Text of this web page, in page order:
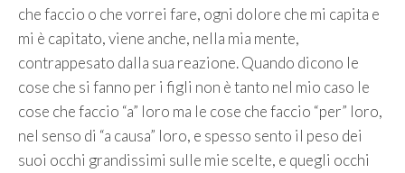
che faccio o che vorrei fare, ogni dolore che mi capita e
mi è capitato, viene anche, nella mia mente,
contrappesato dalla sua reazione. Quando dicono le
cose che si fanno per i figli non è tanto nel mio caso le
cose che faccio “a” loro ma le cose che faccio “per” loro,
nel senso di “a causa” loro, e spesso sento il peso dei
suoi occhi grandissimi sulle mie scelte, e quegli occhi